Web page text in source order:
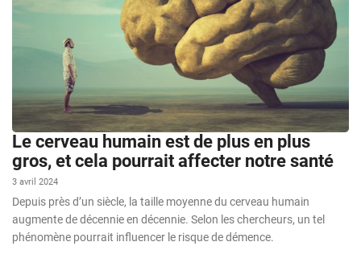
Le cerveau humain est de plus en plus
gros, et cela pourrait affecter notre santé
3 avril 2024
Depuis près d’un siècle, la taille moyenne du cerveau humain
augmente de décennie en décennie. Selon les chercheurs, un tel
phénomène pourrait influencer le risque de démence.